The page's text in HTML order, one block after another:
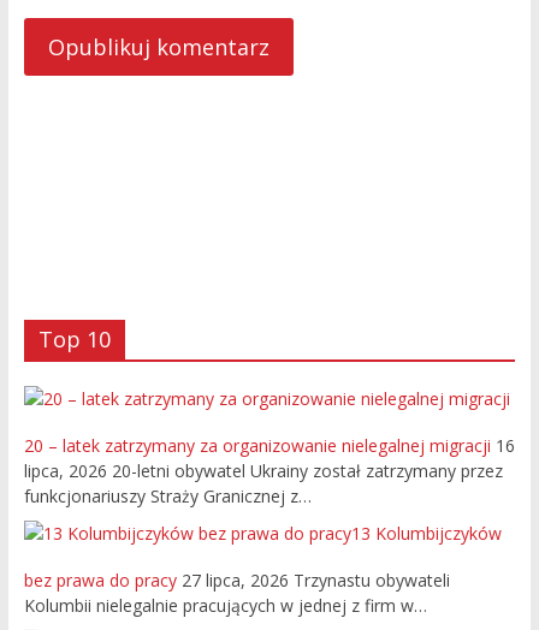
Top 10
20 – latek zatrzymany za organizowanie nielegalnej migracji 16
lipca, 2026 20-letni obywatel Ukrainy został zatrzymany przez
funkcjonariuszy Straży Granicznej z…
13 Kolumbijczyków
bez prawa do pracy27 lipca, 2026 Trzynastu obywateli
Kolumbii nielegalnie pracujących w jednej z firm w…